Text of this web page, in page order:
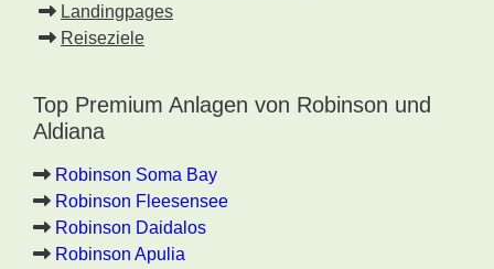
Landingpages
Reiseziele
Top Premium Anlagen von Robinson und
Aldiana
Robinson Soma Bay
Robinson Fleesensee
Robinson Daidalos
Robinson Apulia